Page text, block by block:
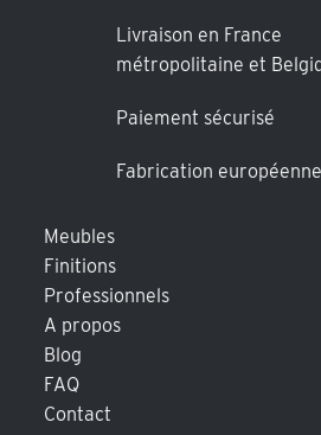
Livraison en France
métropolitaine et
Paiement sécurisé
Fabrication
Meubles
Finitions
Professionnels
A propos
Blog
FAQ
Contact